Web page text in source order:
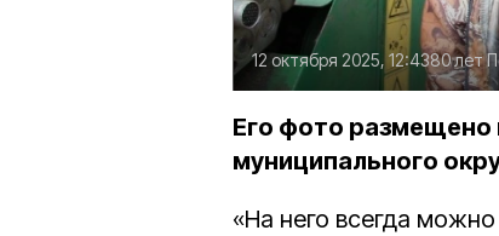
12 октября 2025, 12:4380 лет
Его фото размещено
муниципального
«На него всегда